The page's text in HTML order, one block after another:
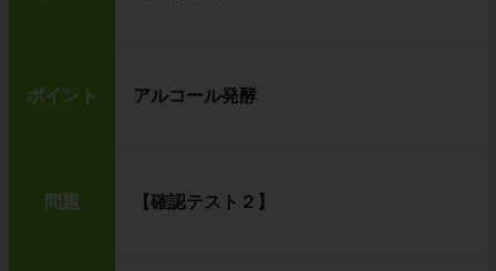
ポイント アルコール発酵
問題 【確認テスト２】